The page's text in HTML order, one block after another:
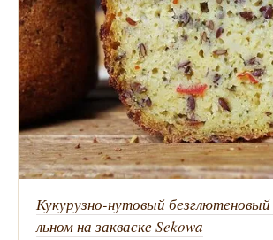
Кукурузно-нутовый безглютеновый
льном на закваске Sekowa